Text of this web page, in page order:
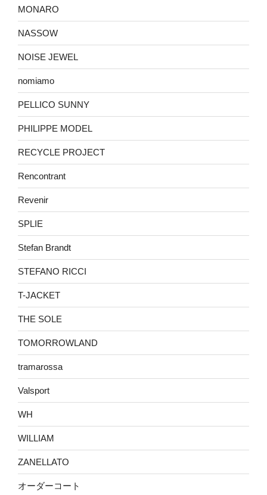
MONARO
NASSOW
NOISE JEWEL
nomiamo
PELLICO SUNNY
PHILIPPE MODEL
RECYCLE PROJECT
Rencontrant
Revenir
SPLIE
Stefan Brandt
STEFANO RICCI
T-JACKET
THE SOLE
TOMORROWLAND
tramarossa
Valsport
WH
WILLIAM
ZANELLATO
オーダーコート